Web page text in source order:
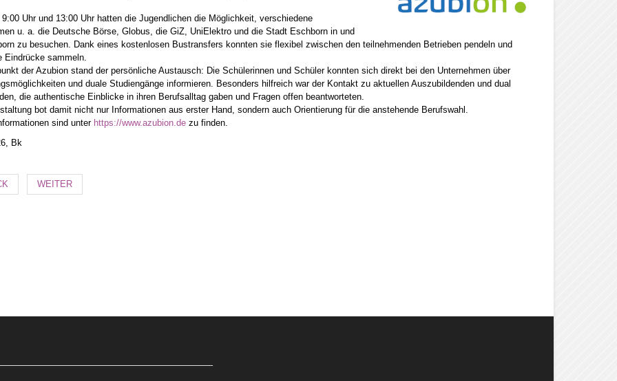
Uhr und 13:00 Uhr hatten die Jugendlichen die Möglichkeit, verschiedene
u. a. die Deutsche Börse, Globus, die GiZ, UniElektro und die Stadt Eschborn in und
zu besuchen. Dank eines kostenlosen Bustransfers konnten sie flexibel zwischen den teilnehmenden Betrieben pendeln und
Eindrücke sammeln.
der Azubion stand der persönliche Austausch: Die Schülerinnen und Schüler konnten sich direkt bei den Unternehmen über
und duale Studiengänge informieren. Besonders hilfreich war der Kontakt zu aktuellen Auszubildenden und dual
die authentische Einblicke in ihren Berufsalltag gaben und Fragen offen beantworteten.
bot damit nicht nur Informationen aus erster Hand, sondern auch Orientierung für die anstehende Berufswahl.
sind unter https://www.azubion.de zu finden.
Bk
WEITER